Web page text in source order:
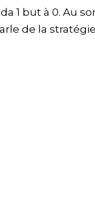
1 but à 0. Au
de la